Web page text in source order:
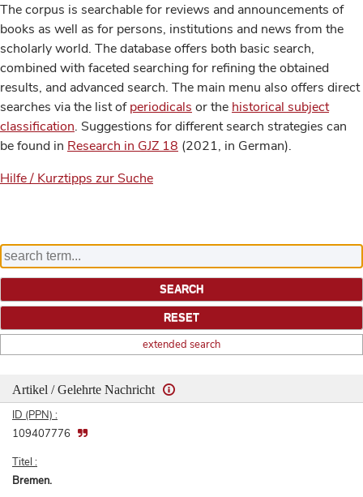
The corpus is searchable for reviews and announcements of
books as well as for persons, institutions and news from the
scholarly world. The database offers both basic search,
combined with faceted searching for refining the obtained
results, and advanced search. The main menu also offers direct
searches via the list ofperiodicals or the historical subject
classification. Suggestions for different search strategies can
be found in Research in GJZ 18 (2021, in German).
Hilfe / Kurztipps zur Suche
extended search
Artikel / Gelehrte Nachricht
ID (PPN) :
109407776
Titel :
Bremen.